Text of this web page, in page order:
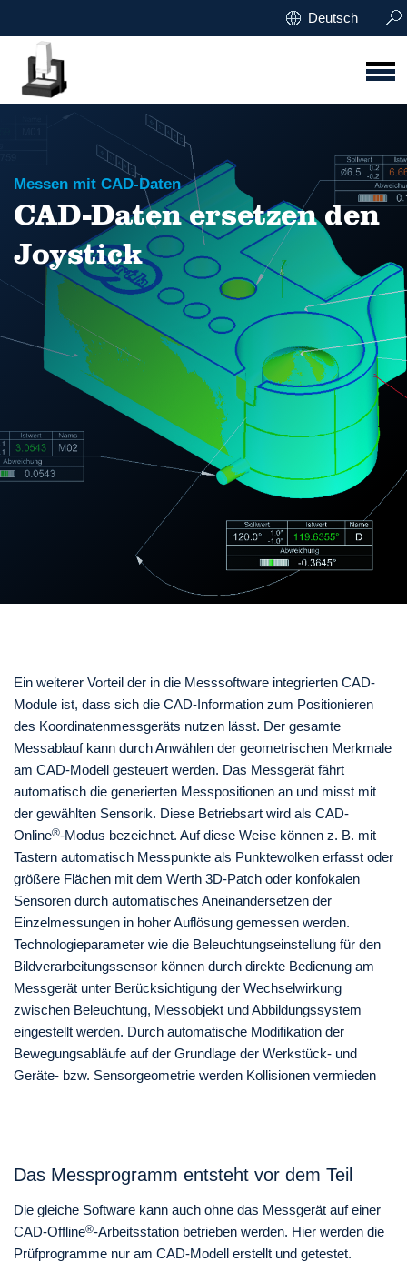
Deutsch
Messen mit CAD-Daten
CAD-Daten ersetzen den
Joystick
Ein weiterer Vorteil der in die Messsoftware integrierten CAD-
Module ist, dass sich die CAD-Information zum Positionieren
des Koordinatenmessgeräts nutzen lässt. Der gesamte
Messablauf kann durch Anwählen der geometrischen Merkmale
am CAD-Modell gesteuert werden. Das Messgerät fährt
automatisch die generierten Messpositionen an und misst mit
der gewählten Sensorik. Diese Betriebsart wird als CAD-
Online®-Modus bezeichnet. Auf diese Weise können z. B. mit
Tastern automatisch Messpunkte als Punktewolken erfasst oder
größere Flächen mit dem Werth 3D-Patch oder konfokalen
Sensoren durch automatisches Aneinandersetzen der
Einzelmessungen in hoher Auflösung gemessen werden.
Technologieparameter wie die Beleuchtungseinstellung für den
Bildverarbeitungssensor können durch direkte Bedienung am
Messgerät unter Berücksichtigung der Wechselwirkung
zwischen Beleuchtung, Messobjekt und Abbildungssystem
eingestellt werden. Durch automatische Modifikation der
Bewegungsabläufe auf der Grundlage der Werkstück- und
Geräte- bzw. Sensorgeometrie werden Kollisionen vermieden
Das Messprogramm entsteht vor dem Teil
Die gleiche Software kann auch ohne das Messgerät auf einer
CAD-Offline®-Arbeitsstation betrieben werden. Hier werden die
Prüfprogramme nur am CAD-Modell erstellt und getestet.